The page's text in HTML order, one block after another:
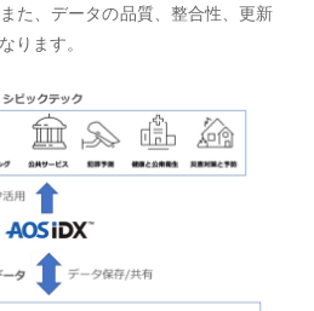
た、データの品質、整合性、更新
ります。